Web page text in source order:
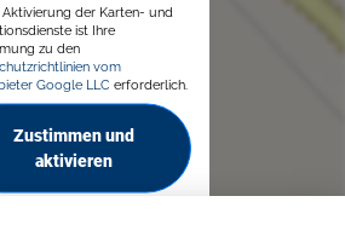
Aktivierung der Karten- und
ist Ihre
zu den
vom
Google LLC erforderlich.
Zustimmen und
aktivieren